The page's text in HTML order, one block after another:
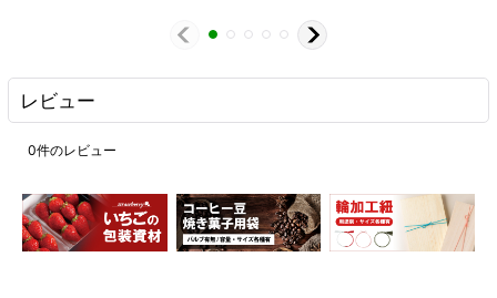
レビュー
0件のレビュー